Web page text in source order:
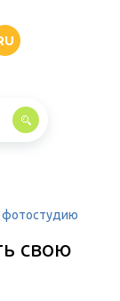
фотостудию
свою